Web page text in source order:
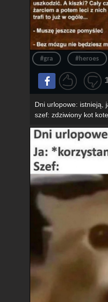
#gra #heroes
Dni urlopowe: istnieją,
szef: zdziwiony kot